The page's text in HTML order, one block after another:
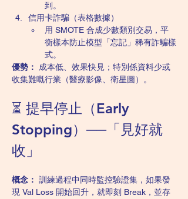
到。
信用卡詐騙（表格數據）
用 SMOTE 合成少數類別交易，平
衡樣本防止模型「忘記」稀有詐騙樣
式。
優勢：
成本低、效果快見；特別係資料少或
收集難嘅行業（醫療影像、衛星圖）。
⏳ 提早停止（Early
Stopping）──「見好就
收」
概念： 訓練過程中同時監控驗證集，如果發
現 Val Loss 開始回升，就即刻 Break，並存